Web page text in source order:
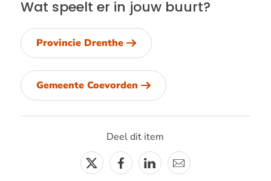
Wat speelt er in jouw buurt?
Provincie Drenthe
Gemeente Coevorden
Deel dit item
TwitterFacebookLinkedin
E-